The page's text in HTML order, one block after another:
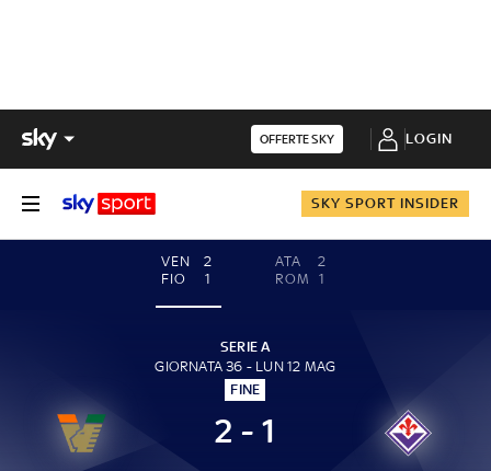
OFFERTE SKY LOGIN
SKY SPORT INSIDER
VEN
2
FIO
1
ATA
2
ROM
1
SERIE A
GIORNATA 36 - LUN 12 MAG
FINE
2 - 1